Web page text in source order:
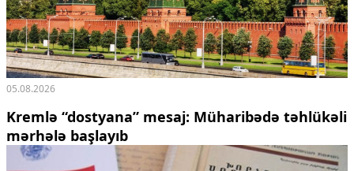
05.08.2026
Kremlə “dostyana” mesaj: Müharibədə təhlükəli
mərhələ başlayıb